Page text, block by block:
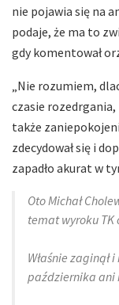
nie pojawia się na
podaje, że ma to
gdy komentował
„Nie rozumiem,
czasie
także
zdecydował się i
zapadło akurat w
Oto Michał
temat wyroku TK
Właśnie zaginął
października ani